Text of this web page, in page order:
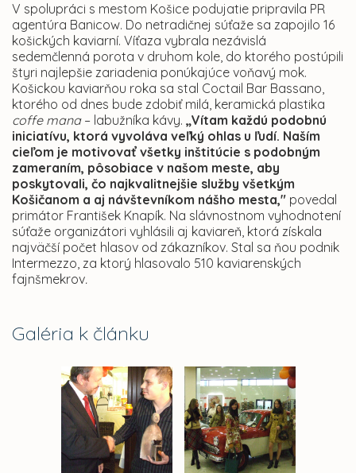
Galéria k článku
V spolupráci s mestom Košice podujatie pripravila PR
agentúra Banicow. Do netradičnej súťaže sa zapojilo 16
košických kaviarní. Víťaza vybrala nezávislá
sedemčlenná porota v druhom kole, do ktorého postúpili
štyri najlepšie zariadenia ponúkajúce voňavý mok.
Košickou kaviarňou roka sa stal Coctail Bar Bassano,
ktorého od dnes bude zdobiť milá, keramická plastika
coffe mana– labužníka kávy. „Vítam každú podobnú
iniciatívu, ktorá vyvoláva veľký ohlas u ľudí. Naším
cieľom je motivovať všetky inštitúcie s podobným
zameraním, pôsobiace v našom meste, aby
poskytovali, čo najkvalitnejšie služby všetkým
Košičanom a aj návštevníkom nášho mesta," povedal
primátor František Knapík. Na slávnostnom vyhodnotení
súťaže organizátori vyhlásili aj kaviareň, ktorá získala
najväčší počet hlasov od zákazníkov. Stal sa ňou podnik
Intermezzo, za ktorý hlasovalo 510 kaviarenských
fajnšmekrov.